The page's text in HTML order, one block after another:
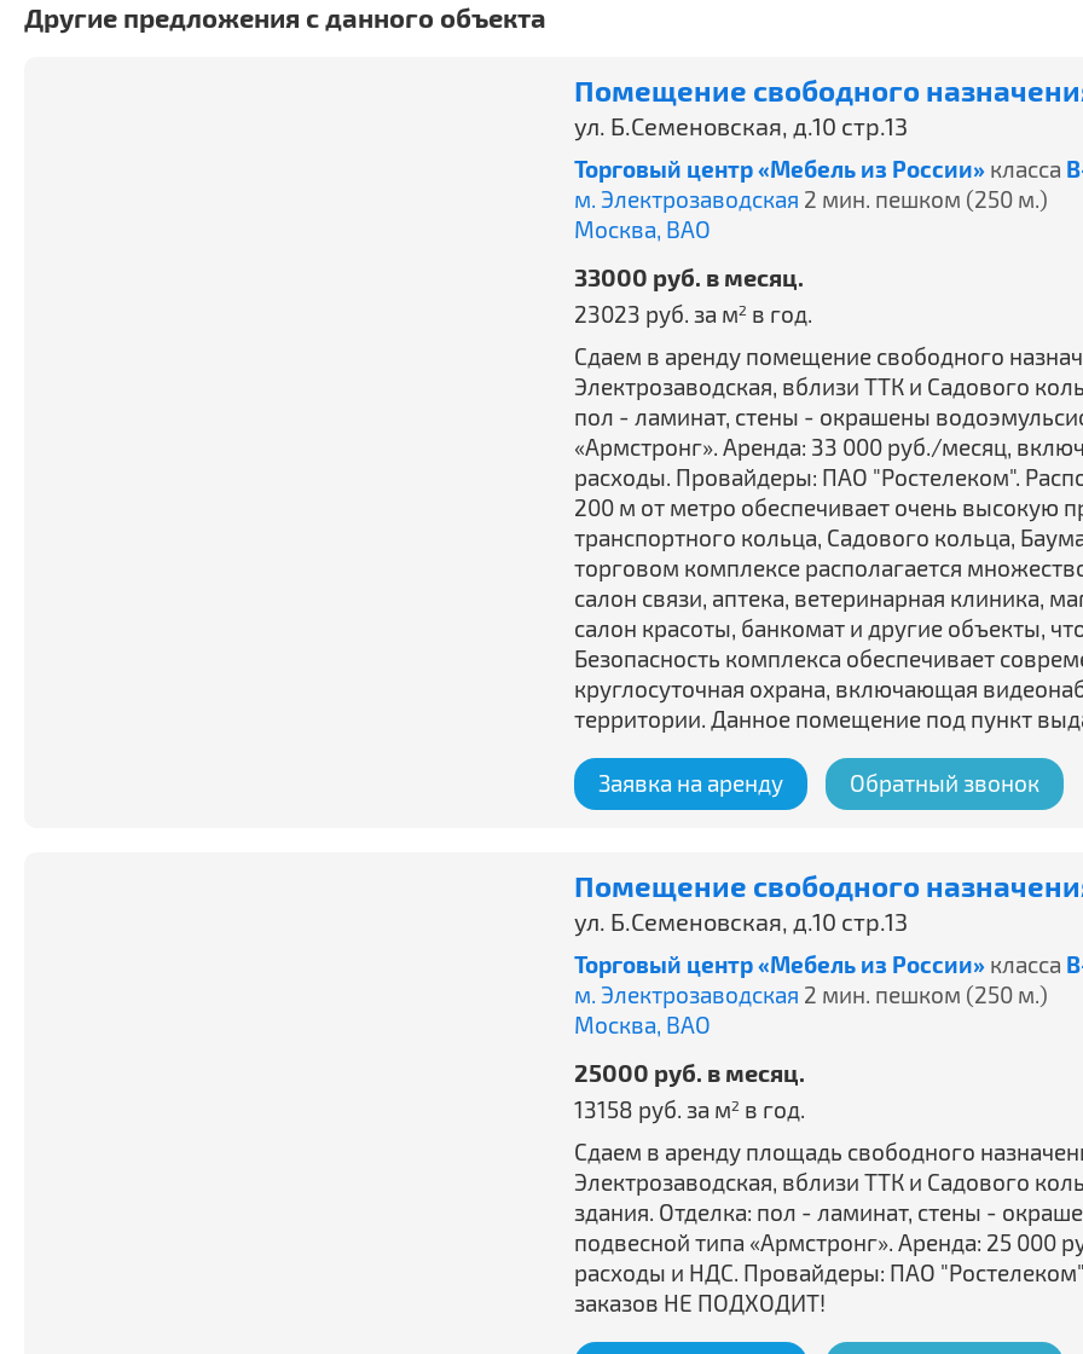
Другие предложения с данного объекта
Помещение свободного
ул. Б.Семеновская, д.10 стр.13
Торговый центр «Мебель из России» класса
м. Электрозаводская 2 мин. пешком (250 м.)
Москва, ВАО
33000 руб. в месяц.
23023 руб. за м2 в год.
Сдаем в аренду помещение свободного
Электрозаводская, вблизи ТТК и Садового
пол - ламинат, стены - окрашены
«Армстронг». Аренда: 33 000 руб./месяц,
расходы. Провайдеры: ПАО "Ростелеком".
200 м от метро обеспечивает очень высокую
транспортного кольца, Садового кольца,
торговом комплексе располагается
салон связи, аптека, ветеринарная клиника,
салон красоты, банкомат и другие объекты,
Безопасность комплекса обеспечивает
круглосуточная охрана, включающая
территории. Данное помещение под пункт
Заявка на аренду Обратный звонок
Помещение свободного
ул. Б.Семеновская, д.10 стр.13
Торговый центр «Мебель из России» класса
м. Электрозаводская 2 мин. пешком (250 м.)
Москва, ВАО
25000 руб. в месяц.
13158 руб. за м2 в год.
Сдаем в аренду площадь свободного
Электрозаводская, вблизи ТТК и Садового
здания. Отделка: пол - ламинат, стены -
подвесной типа «Армстронг». Аренда: 25 000
расходы и НДС. Провайдеры: ПАО
заказов НЕ ПОДХОДИТ!